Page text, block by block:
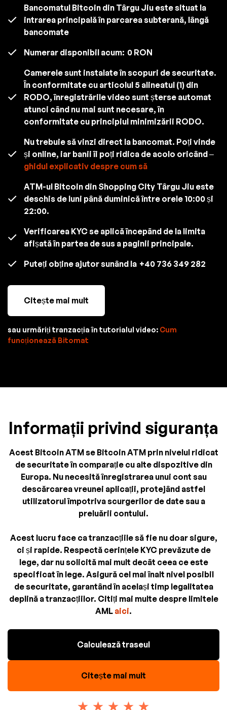
Bancomatul Bitcoin din Târgu Jiu este situat la
intrarea principală în parcarea subterană, lângă
bancomate
Numerar disponibil acum: 0 RON
Camerele sunt instalate în scopuri de securitate.
În conformitate cu articolul 5 alineatul (1) din
RODO, înregistrările video sunt șterse automat
atunci când nu mai sunt necesare, în
conformitate cu principiul minimizării RODO.
Nu trebuie să vinzi direct la bancomat. Poți vinde
și online, iar banii îi poți ridica de acolo oricând –
ghidul explicativ despre cum să
ATM-ul Bitcoin din Shopping City Târgu Jiu este
deschis de luni până duminică între orele 10:00 și
22:00.
Verificarea KYC se aplică începând de la limita
afișată în partea de sus a paginii principale.
Puteți obține ajutor sunând la +40 736 349 282
Citește mai mult
sau urmăriți tranzacția în tutorialul video: Cum
funcționează Bitomat
Informații privind siguranța
Acest Bitcoin ATM se Bitcoin ATM prin nivelul ridicat
de securitate în comparație cu alte dispozitive din
Europa. Nu necesită înregistrarea unui cont sau
descărcarea vreunei aplicații, protejând astfel
utilizatorul împotriva scurgerilor de date sau a
preluării contului.
Acest lucru face ca tranzacțiile să fie nu doar sigure,
ci și rapide. Respectă cerințele KYC prevăzute de
lege, dar nu solicită mai mult decât ceea ce este
specificat în lege. Asigură cel mai înalt nivel posibil
de securitate, garantând în același timp legalitatea
deplină a tranzacțiilor. Citiți mai multe despre limitele
AML aici.
Calculează traseul
Citește mai mult